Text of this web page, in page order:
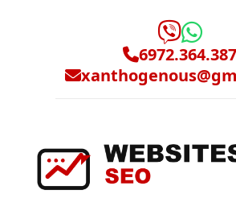
6972.364.387